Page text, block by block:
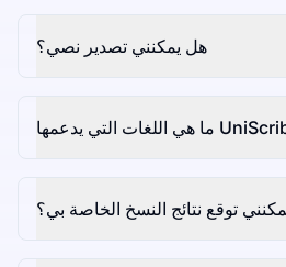
هل يمكنني تصدير نصي؟
توقع نتائج النسخ الخاصة بي؟